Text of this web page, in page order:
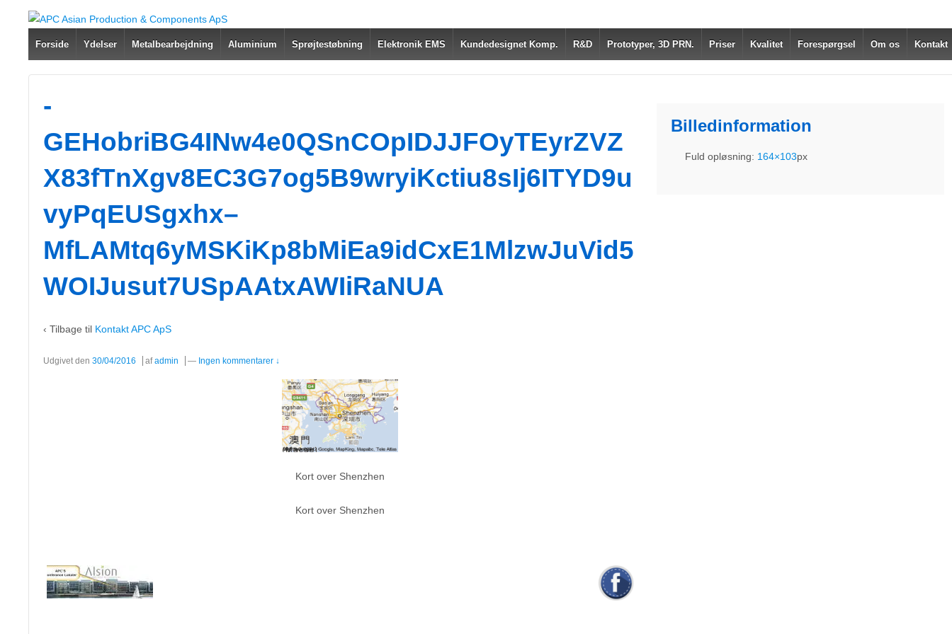
Forside Ydelser Metalbearbejdning Aluminium Sprøjtestøbning Elektronik EMS Kundedesignet Komp. R&D Prototyper, 3D PRN. Priser Kvalitet Forespørgsel Om os Kontakt
-
GEHobriBG4INw4e0QSnCOpIDJJFOyTEyrZVZ
X83fTnXgv8EC3G7og5B9wryiKctiu8sIj6ITYD9u
vyPqEUSgxhx–
MfLAMtq6yMSKiKp8bMiEa9idCxE1MlzwJuVid5
WOIJusut7USpAAtxAWIiRaNUA
‹ Tilbage til Kontakt APC ApS
Udgivet den 30/04/2016 afadmin — Ingen kommentarer ↓
Kort over Shenzhen
Kort over Shenzhen
Billedinformation
Fuld opløsning: 164×103px